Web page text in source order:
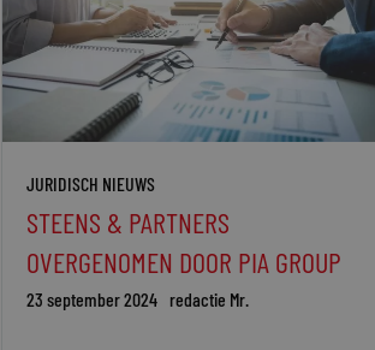
JURIDISCH NIEUWS
STEENS & PARTNERS
OVERGENOMEN DOOR PIA GROUP
23 september 2024 redactie Mr.